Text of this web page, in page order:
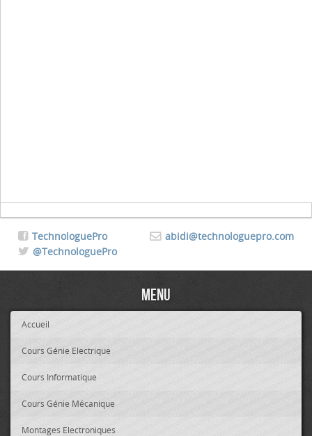
abidi@technologuepro.com
TechnologuePro
@TechnologuePro
Menu
Accueil
Cours Génie Electrique
Cours Informatique
Cours Génie Mécanique
Montages Electroniques